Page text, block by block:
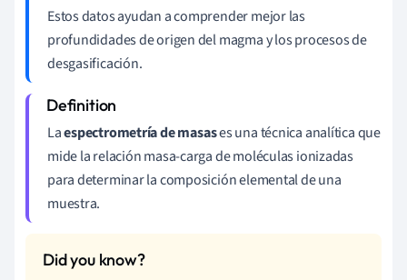
Estos datos ayudan a comprender mejor las
profundidades de origen del magma y los procesos de
desgasificación.
Laespectrometría de masases una técnica analítica que
mide la relación masa-carga de moléculas ionizadas
para determinar la composición elemental de una
muestra.